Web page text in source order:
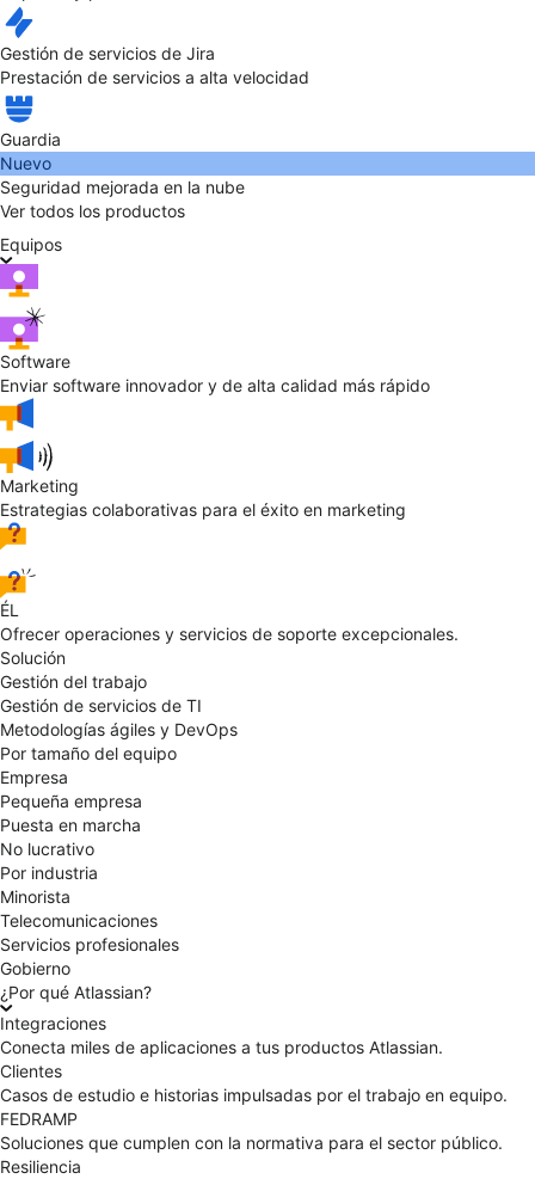
Gestión de servicios de Jira
Prestación de servicios a alta velocidad
Guardia
Nuevo
Seguridad mejorada en la nube
Ver todos los productos
Equipos
Software
Enviar software innovador y de alta calidad más rápido
Marketing
Estrategias colaborativas para el éxito en marketing
ÉL
Ofrecer operaciones y servicios de soporte excepcionales.
Solución
Gestión del trabajo
Gestión de servicios de TI
Metodologías ágiles y DevOps
Por tamaño del equipo
Empresa
Pequeña empresa
Puesta en marcha
No lucrativo
Por industria
Minorista
Telecomunicaciones
Servicios profesionales
Gobierno
¿Por qué Atlassian?
Integraciones
Conecta miles de aplicaciones a tus productos Atlassian.
Clientes
Casos de estudio e historias impulsadas por el trabajo en equipo.
FEDRAMP
Soluciones que cumplen con la normativa para el sector público.
Resiliencia